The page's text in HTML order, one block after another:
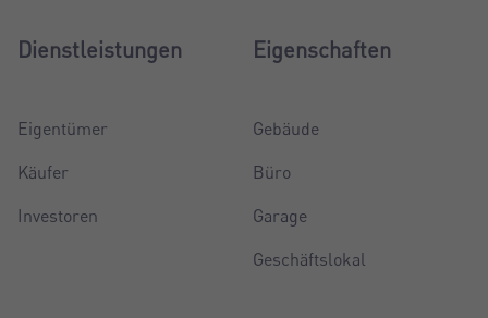
Dienstleistungen
Eigentümer
Käufer
Investoren
Eigenschaften
Gebäude
Büro
Garage
Geschäftslokal